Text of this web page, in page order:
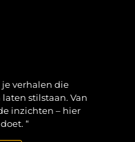
je verhalen die
stilstaan. Van
inzichten – hier
“